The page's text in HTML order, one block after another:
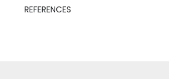
REFERENCES